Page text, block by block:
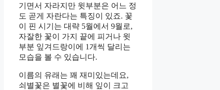
기면서 자라지만 윗부분은 어느 정
도 곧게 자란다는 특징이 있죠. 꽃
이 핀 시기는 대략 5월에서 9월로,
자잘한 꽃이 가지 끝에 피거나 윗
부분 잎겨드랑이에 1개씩 달리는
모습을 볼 수 있습니다.
이름의 유래는 꽤 재미있는데요,
쇠별꽃은 별꽃에 비해 잎이 크고